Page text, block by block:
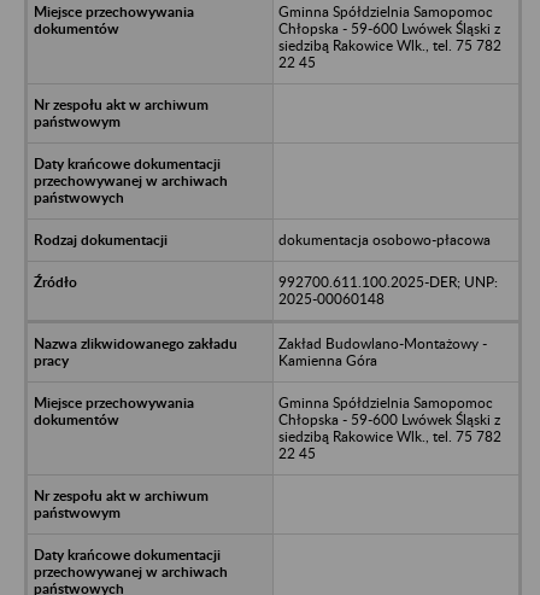
Gminna Spółdzielnia Samopomoc
Chłopska - 59-600 Lwówek Śląski z
siedzibą Rakowice Wlk., tel. 75 782
22 45
dokumentacja osobowo-płacowa
992700.611.100.2025-DER; UNP:
2025-00060148
Zakład Budowlano-Montażowy -
Kamienna Góra
Gminna Spółdzielnia Samopomoc
Chłopska - 59-600 Lwówek Śląski z
siedzibą Rakowice Wlk., tel. 75 782
22 45